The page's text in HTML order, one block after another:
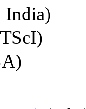
India)